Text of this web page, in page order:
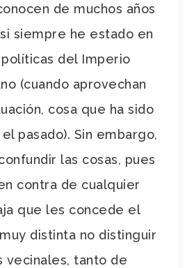
de muchos años
siempre he estado en
del Imperio
(cuando aprovechan
cosa que ha sido
pasado). Sin embargo,
las cosas, pues
contra de cualquier
que les concede el
distinta no distinguir
vecinales, tanto de